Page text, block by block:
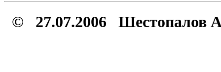
© 27.07.2006 Шестопалов